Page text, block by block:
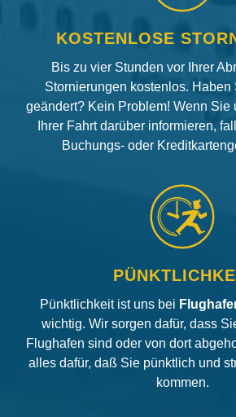
KOSTENLOSE
Bis zu vier Stunden vor Ihrer
Stornierungen kostenlos. Haben
geändert? Kein Problem! Wenn Sie
Ihrer Fahrt darüber informieren,
Buchungs- oder
Pünktlichkeit ist uns bei
wichtig. Wir sorgen dafür, dass
Flughafen sind oder von dort
alles dafür, daß Sie pünktlich und
kommen.